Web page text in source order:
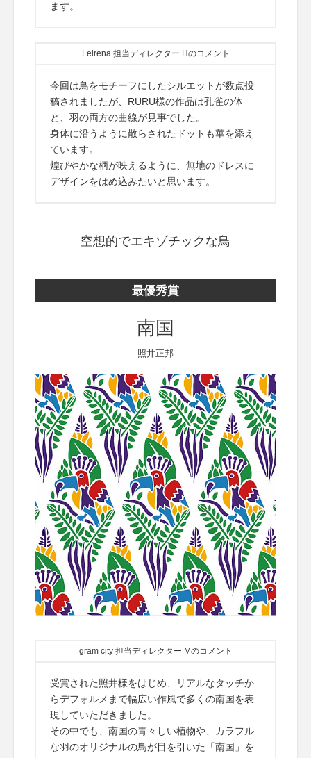
ます。
Leirena 担当ディレクター Hのコメント
今回は鳥をモチーフにしたシルエットが数点投
稿されましたが、RURU様の作品は孔雀の体
と、羽の両方の曲線が見事でした。
身体に沿うように散らされたドットも華を添え
ています。
煌びやかな柄が映えるように、無地のドレスに
デザインをはめ込みたいと思います。
空想的でエキゾチックな鳥
最優秀賞
南国
照井正邦
gram city 担当ディレクター Mのコメント
受賞された照井様をはじめ、リアルなタッチか
らデフォルメまで幅広い作風で多くの南国を表
現していただきました。
その中でも、南国の青々しい植物や、カラフル
な羽のオリジナルの鳥が目を引いた「南国」を